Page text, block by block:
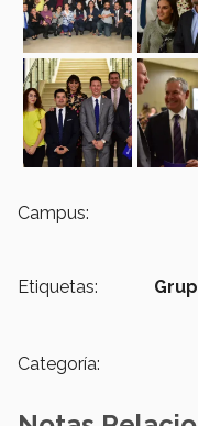
Campus:
Etiquetas:
Categoría: